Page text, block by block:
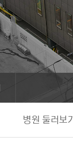
병원 둘러보기